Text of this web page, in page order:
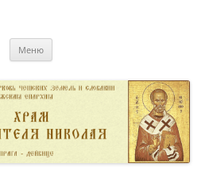
Меню